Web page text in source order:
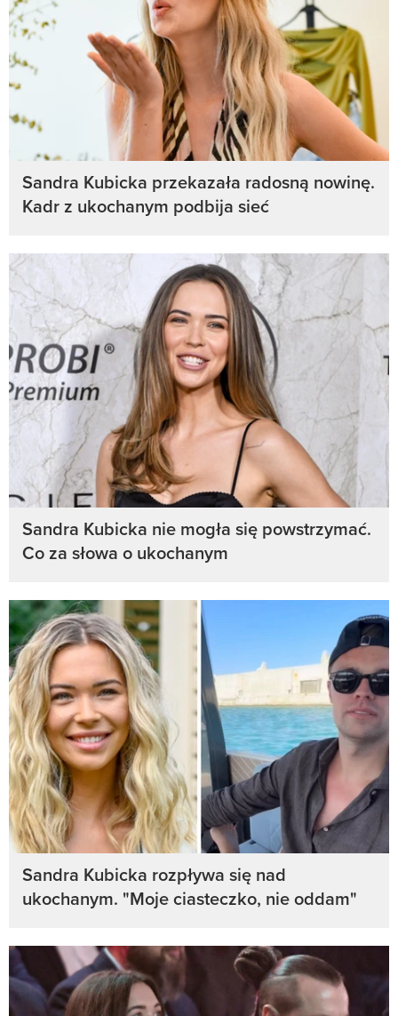
Sandra Kubicka przekazała radosną nowinę.
Kadr z ukochanym podbija sieć
Sandra Kubicka nie mogła się powstrzymać.
Co za słowa o ukochanym
Sandra Kubicka rozpływa się nad
ukochanym. "Moje ciasteczko, nie oddam"